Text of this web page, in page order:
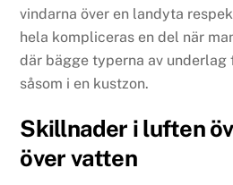
vindarna över en landyta
hela kompliceras en del när
där bägge typerna av underlag
såsom i en kustzon.
Skillnader i luften
över vatten